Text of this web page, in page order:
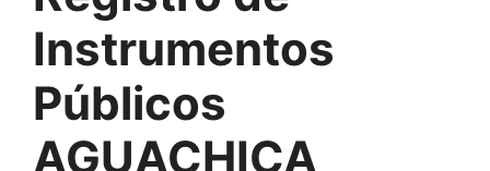
Instrumentos
Públicos
AGUACHICA